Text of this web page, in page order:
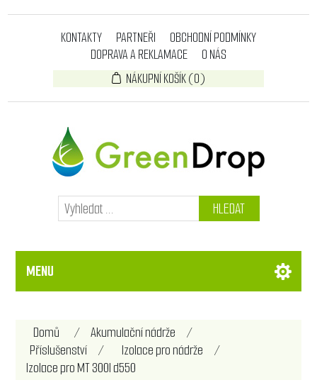
KONTAKTY PARTNEŘI
OBCHODNÍ PODMÍNKY
DOPRAVA A REKLAMACE
O NÁS
NÁKUPNÍ KOŠÍK(0)
HLEDAT
MENU
Domů / Akumulační nádrže
/
Příslušenství
/ Izolace pro nádrže
/
Izolace pro MT 300l d550